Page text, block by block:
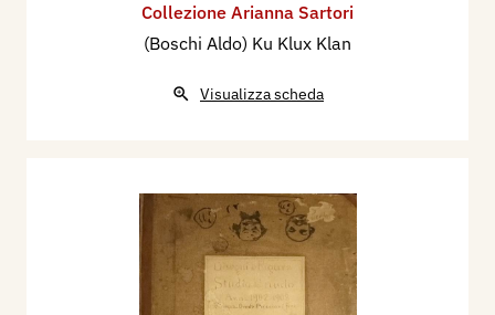
Collezione Arianna Sartori
(Boschi Aldo) Ku Klux Klan
Visualizza scheda